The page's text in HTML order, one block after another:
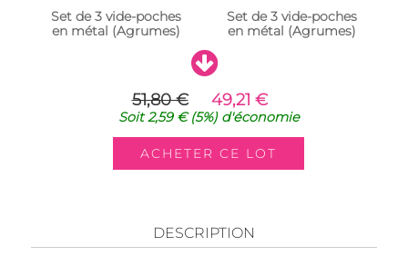
Set de 3 vide-poches
en métal (Agrumes)
Set de 3 vide-poches
en métal (Agrumes)
51,80 € 49,21 €
Soit2,59 €(5%)d'économie
DESCRIPTION